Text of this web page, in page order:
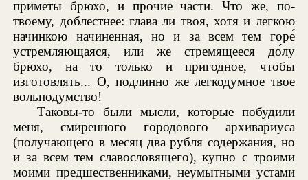
приметы брюхо, и прочие части. Что же, по-
твоему, доблестнее: глава ли твоя, хотя и легкою
начинкою начиненная, но и за всем тем горе́
устремляющаяся, или же стремящееся до́лу
брюхо, на то только и пригодное, чтобы
изготовлять... О, подлинно же легкодумное твое
вольнодумство!
Таковы-то были мысли, которые побудили
меня, смиренного городового архивариуса
(получающего в месяц два рубля содержания, но
и за всем тем славословящего), купно с троими
моими предшественниками, неумытными устами